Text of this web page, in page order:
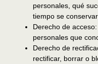
personales, qué
tiempo se
Derecho de
personales que
Derecho de
rectificar, borrar o